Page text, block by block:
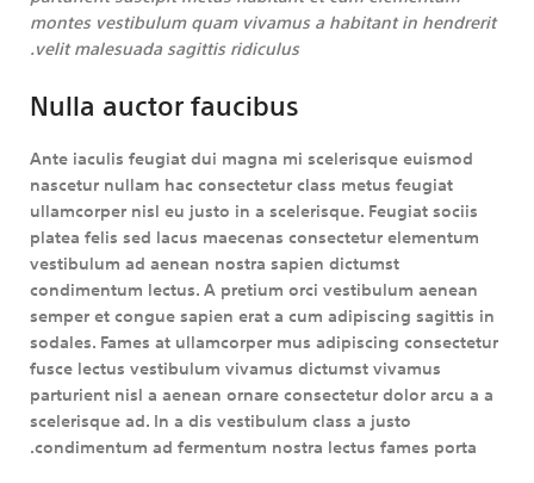
montes vestibulum quam vivamus a habitant in hendrerit
velit malesuada sagittis ridiculus.
Nulla auctor faucibus
Ante iaculis feugiat dui magna mi scelerisque euismod
nascetur nullam hac consectetur class metus feugiat
ullamcorper nisl eu justo in a scelerisque. Feugiat sociis
platea felis sed lacus maecenas consectetur elementum
vestibulum ad aenean nostra sapien dictumst
condimentum lectus. A pretium orci vestibulum aenean
semper et congue sapien erat a cum adipiscing sagittis in
sodales. Fames at ullamcorper mus adipiscing consectetur
fusce lectus vestibulum vivamus dictumst vivamus
parturient nisl a aenean ornare consectetur dolor arcu a a
scelerisque ad. In a dis vestibulum class a justo
condimentum ad fermentum nostra lectus fames porta.